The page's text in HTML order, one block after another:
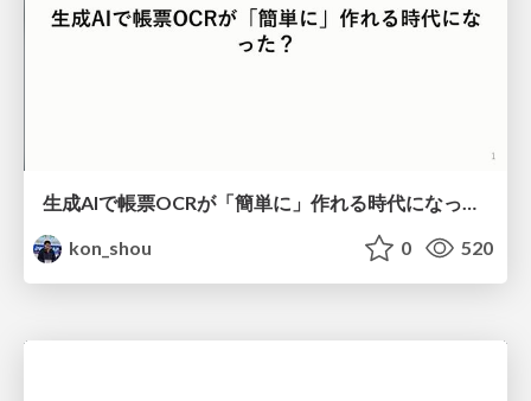
生成AIで帳票OCRが「簡単に」作れる時代になった？
kon_shou
0 520